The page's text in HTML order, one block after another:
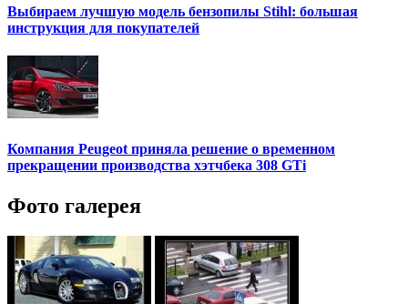
Выбираем лучшую модель бензопилы Stihl: большая
инструкция для покупателей
Компания Peugeot приняла решение о временном
прекращении производства хэтчбека 308 GTi
Фото галерея